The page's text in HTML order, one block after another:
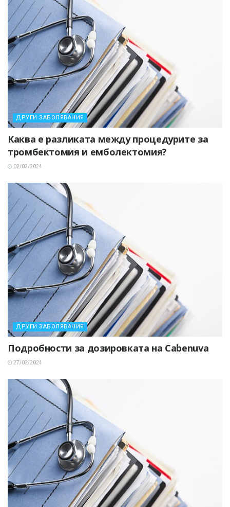
ДРУГИ ЗАБОЛЯВАНИЯ
Каква е разликата между процедурите за
тромбектомия и емболектомия?
02/03/2024
ДРУГИ ЗАБОЛЯВАНИЯ
Подробности за дозировката на Cabenuva
27/02/2024